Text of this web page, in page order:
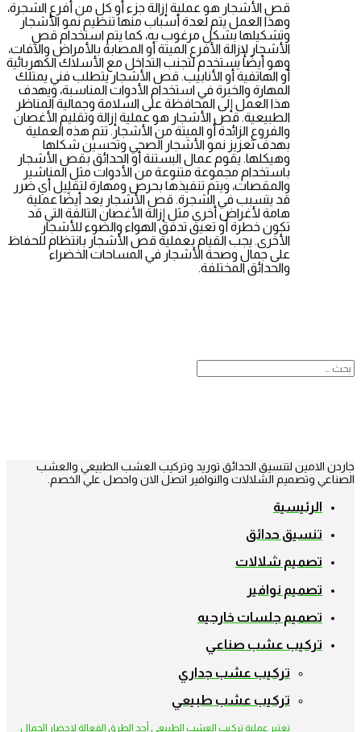
قص الأشجار هو عملية إزالة جزء أو كل من أفرع الشجرة،
وهذا العمل يتم لعدة أسباب منها تنظيم نمو الأشجار
وتشكيلها بشكل مرغوب به، كما يتم استخدام قص
الأشجار لإزالة الأفرع الميتة أو المصابة بالأمراض والآفات،
وهو أيضًا يستخدم لتجنب التداخل مع الأسلاك الكهربائية
أو الهاتفية أو الأنابيب. قص الأشجار يتطلب فني يمتلك
المهارة والخبرة في استخدام الأدوات المناسبة، ويهدف
هذا العمل إلى المحافظة على السلامة وجمالية المناظر
الطبيعية. قص الأشجار هو عملية إزالة وتقليم الأغصان
والفروع الزائدة أو الميتة من الأشجار. تتم هذه العملية
بهدف تعزيز نمو الأشجار الصحي وتحسين شكلها
وهيكلها. يقوم عمال البستنة أو الحدائق بقص الأشجار
باستخدام مجموعة متنوعة من الأدوات مثل المناشير
والمقصات، ويتم تنفيذها بحرص ومهارة لتقليل أي ضرر
قد يتسبب في الشجرة. قص الأشجار يعد أيضًا عملية
هامة لأغراض أخرى مثل إزالة الأغصان التالفة التي قد
تكون خطرة أو تعيق تدفق الهواء والضوء للأشجار
الأخرى. يجب القيام بعملية قص الأشجار بانتظام للحفاظ
على جمال وصحة الأشجار في المساحات الخضراء
والحدائق المختلفة.
جاردن الامين لتنسيق الحدائق توريد وتركيب العشب الطبيعي والعشب
الصناعي وتصميم الشلالات والنوافير اتصل الان واحصل علي الخصم.
الرئيسية
تنسيق حدائق
تصميم شلالات
تصميم نوافير
تصميم جلسات خارجيه
تركيب عشب صناعي
تركيب عشب جداري
تركيب عشب طبيعي
تعتبر عملية تركيب العشب الطبيعي أحد الطرق الفعالة لإحضار الجمال